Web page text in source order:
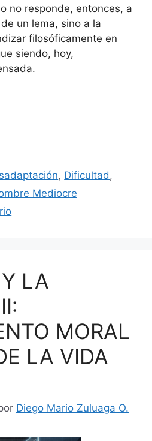
no responde, entonces, a
un lema, sino a la
filosóficamente en
siendo, hoy,
, Dificultad ,
Mediocre
LA
MORAL
LA VIDA
Diego Mario Zuluaga O.